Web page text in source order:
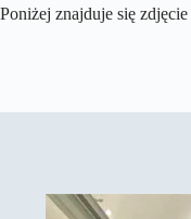
Poniżej znajduje się zdjęcie